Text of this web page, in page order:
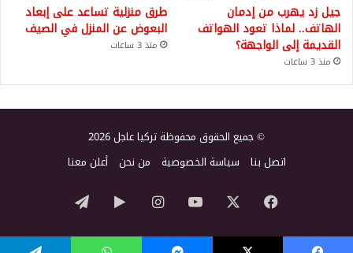
جيل زد يهرب من إدمان
الهاتف.. لماذا تعود الهواتف
القديمة إلى الواجهة؟
منذ 3 ساعات
طرق منزلية تساعد على إبعاد
البعوض عن المنزل في الصيف
منذ 3 ساعات
© جميع الحقوق محفوظة تركيا عاجل 2026
اتصل بنا سياسة الخصوصية من نحن أعلن معنا
فيسبوك ‫YouTubeانستقرام‏Google
Play
تيلقرام